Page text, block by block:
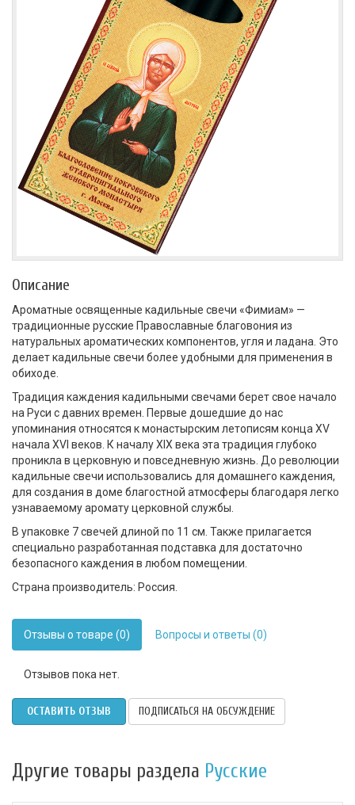
Описание
Ароматные освященные кадильные свечи «Фимиам» —
традиционные русские Православные благовония из
натуральных ароматических компонентов, угля и ладана. Это
делает кадильные свечи более удобными для применения в
обиходе.
Традиция каждения кадильными свечами берет свое начало
на Руси с давних времен. Первые дошедшие до нас
упоминания относятся к монастырским летописям конца XV
начала XVI веков. К началу XIX века эта традиция глубоко
проникла в церковную и повседневную жизнь. До революции
кадильные свечи использовались для домашнего каждения,
для создания в доме благостной атмосферы благодаря легко
узнаваемому аромату церковной службы.
В упаковке 7 свечей длиной по 11 см. Также прилагается
специально разработанная подставка для достаточно
безопасного каждения в любом помещении.
Страна производитель: Россия.
Отзывы о товаре (0) Вопросы и ответы (0)
Отзывов пока нет.
ОСТАВИТЬ ОТЗЫВ ПОДПИСАТЬСЯ НА ОБСУЖДЕНИЕ
Другие товары раздела Русские